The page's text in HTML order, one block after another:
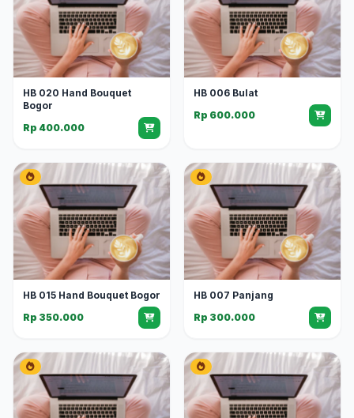
HB 020 Hand Bouquet
Bogor
Rp 400.000
HB 006 Bulat
Rp 600.000
HB 015 Hand Bouquet Bogor
Rp 350.000
HB 007 Panjang
Rp 300.000